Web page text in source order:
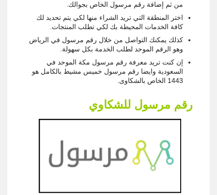
من ثم إضافة رقم مرسول الخاص بجوالك.
اختر المنطقة التي تريد الشراء منها لكي يتم تحديد لك
كافة الخدمات المحيطة بك لكي تطلب المنتجات.
كذلك يمكنك التواصل من خلال رقم مرسول في الرياض
وهو الرقم الموحد لطلب الخدمة بكل سهولة.
إن كنت تريد معرفة رقم مرسول مكة الموحد في
السعودية وايضا رقم مرسول خميس مشيط بالكامل هو
1443 الخاص بالشكاوى.
رقم مرسول للشكاوي